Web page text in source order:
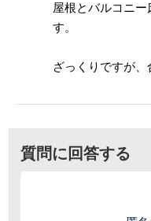
屋根とバルコニ
す。
ざっくりですが
質問に回答する